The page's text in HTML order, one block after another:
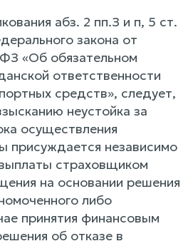
абз. 2 пп.З и п, 5 ст.
закона от
«Об обязательном
ответственности
средств», следует,
неустойка за
осуществления
присуждается независимо
страховщиком
на основании решения
либо
принятия финансовым
об отказе в